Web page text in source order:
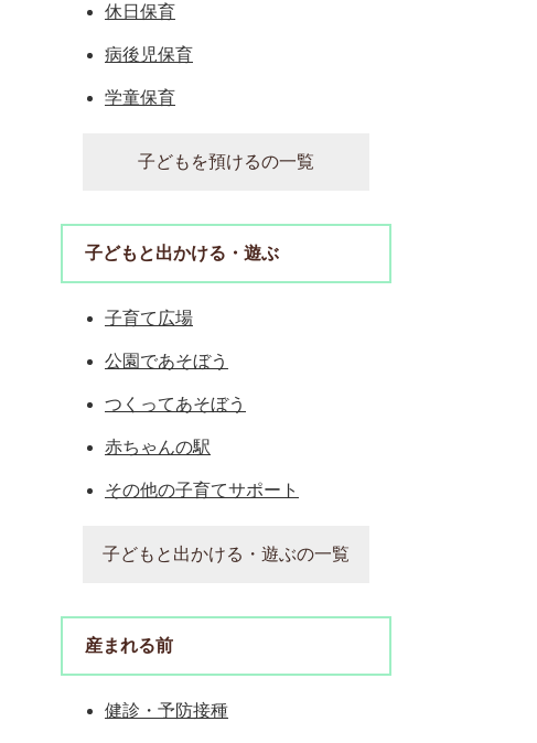
休日保育
病後児保育
学童保育
子どもを預けるの一覧
子どもと出かける・遊ぶ
子育て広場
公園であそぼう
つくってあそぼう
赤ちゃんの駅
その他の子育てサポート
子どもと出かける・遊ぶの一覧
産まれる前
健診・予防接種